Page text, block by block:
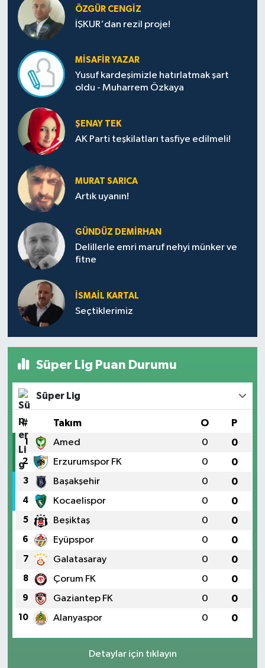
ÖZGÜR CENGIZ
İŞKUR'dan rezil proje!
MISAFIR YAZAR
Yusuf kardeşimizle hatırlatmak şart
oldu - Muharrem Özkaya
ŞENAY TEK
AK Parti teşkilatları tasfiye edilmeli!
MURAT SARICA
Artık uyanın!
GÜNDÜZ DEMIRHAN
Delillerle emri maruf nehyi münker ve
fitne
İSMAIL KARTAL
Seçtiklerimiz
Süper Lig Puan Durumu
Süper Lig
# Takım O P
1 Amed 0 0
2 Erzurumspor FK 0 0
3 Başakşehir 0 0
4 Kocaelispor 0 0
5 Beşiktaş 0 0
6 Eyüpspor 0 0
7 Galatasaray 0 0
8 Çorum FK 0 0
9 Gaziantep FK 0 0
10 Alanyaspor 0 0
Detaylar için tıklayın